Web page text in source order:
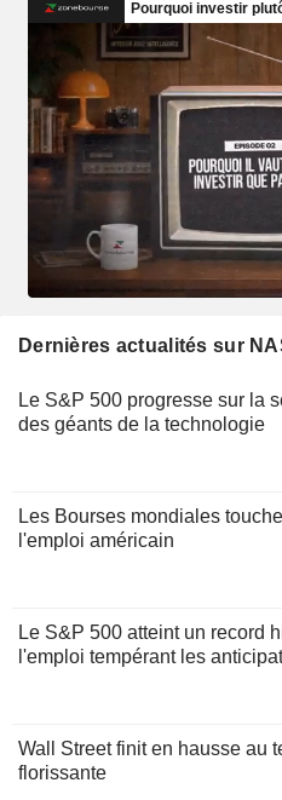
Dernières actualités sur
Le S&P 500 progresse sur la
des géants de la technologie
Les Bourses mondiales
l'emploi américain
Le S&P 500 atteint un record
l'emploi tempérant les
Wall Street finit en hausse au
florissante